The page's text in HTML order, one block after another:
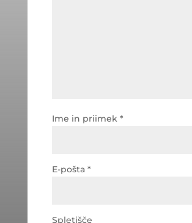
Ime in priimek *
E-pošta *
Spletišče